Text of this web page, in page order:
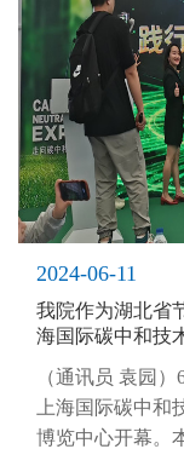
2024-06-11
我院作为湖北省
海国际碳中和技
（通讯员 袁园
上海国际碳中
博览中心开幕。